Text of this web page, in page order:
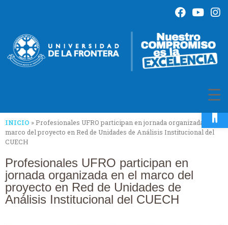
INICIO »Profesionales UFRO participan en jornada organizada en el
marco del proyecto en Red de Unidades de Análisis Institucional del
CUECH
Profesionales UFRO participan en
jornada organizada en el marco del
proyecto en Red de Unidades de
Análisis Institucional del CUECH